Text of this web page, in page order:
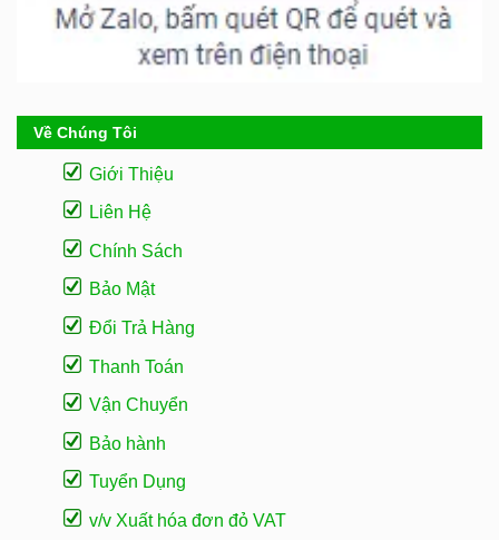
Về Chúng Tôi
Giới Thiệu
Liên Hệ
Chính Sách
Bảo Mật
Đổi Trả Hàng
Thanh Toán
Vận Chuyển
Bảo hành
Tuyển Dụng
v/v Xuất hóa đơn đỏ VAT